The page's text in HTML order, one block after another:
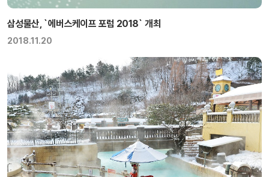
삼성물산, `에버스케이프 포럼 2018` 개최
2018.11.20